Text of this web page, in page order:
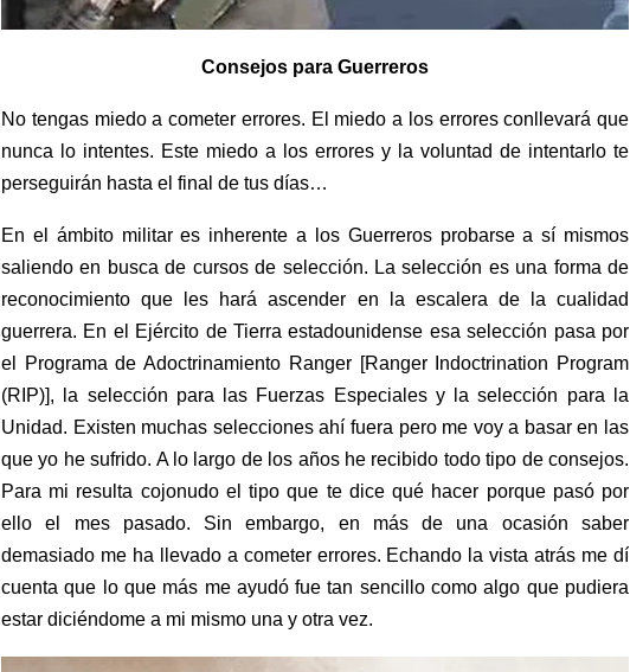
Consejos para Guerreros
No tengas miedoa cometer errores. El miedo a los erroresconllevará que
nunca lo intentes. Este miedo a los errores y la voluntad de intentarlo te
perseguirán hasta el final de tus días…
En el ámbito militar es inherente a los Guerrerosprobarse a sí mismos
saliendo en busca de cursos de selección. Laselección es una forma de
reconocimiento que les hará ascender en la escalera de la cualidad
guerrera. En el Ejército de Tierra estadounidense esaselección pasa por
el
Programa de Adoctrinamiento Ranger [Ranger Indoctrination Program
(RIP)], la selección para las Fuerzas Especialesy laselección para la
Unidad. Existen muchas seleccionesahí fuera pero me voy a basar en las
que yo he sufrido. A lo largo de los años he recibido todo tipo de consejos.
Para mi resulta cojonudo el tipo que te dice qué hacer porque pasó por
ello el mes pasado. Sin embargo, en más de una ocasión saber
demasiado me ha llevado a cometer errores. Echando la vista atrás me dí
cuenta que lo que más me ayudó fue tan sencillo como algo que pudiera
estar diciéndome a mi mismo una y otra vez.